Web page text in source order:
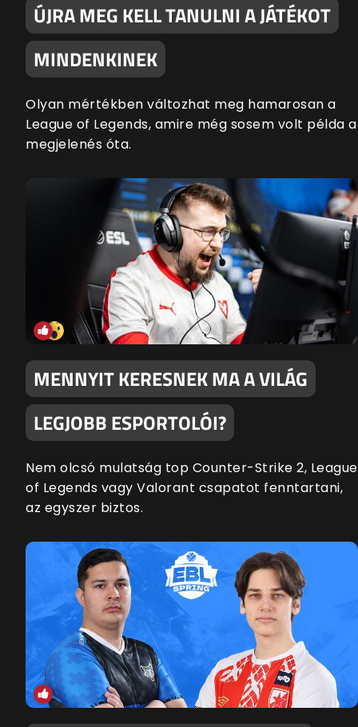
ÚJRA MEG KELL TANULNI A JÁTÉKOT
MINDENKINEK
Olyan mértékben változhat meg hamarosan a
League of Legends, amire még sosem volt példa a
megjelenés óta.
MENNYIT KERESNEK MA A VILÁG
LEGJOBB ESPORTOLÓI?
Nem olcsó mulatság top Counter-Strike 2, League
of Legends vagy Valorant csapatot fenntartani,
az egyszer biztos.